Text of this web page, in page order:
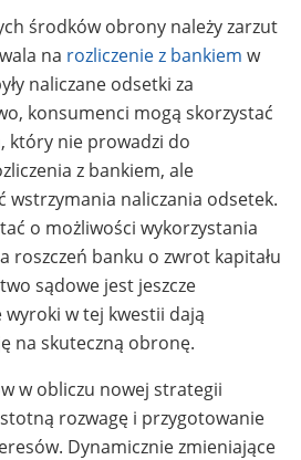
środków obrony należy zarzut
na rozliczenie z bankiem w
naliczane odsetki za
konsumenci mogą skorzystać
który nie prowadzi do
z bankiem, ale
wstrzymania naliczania odsetek.
o możliwości wykorzystania
roszczeń banku o zwrot kapitału
sądowe jest jeszcze
w tej kwestii dają
na skuteczną obronę.
w obliczu nowej strategii
rozwagę i przygotowanie
Dynamicznie zmieniające